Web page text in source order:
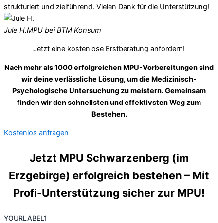
strukturiert und zielführend. Vielen Dank für die Unterstützung!
Jule H.MPU bei BTM Konsum
Jetzt eine kostenlose Erstberatung anfordern!
Nach mehr als 1000 erfolgreichen MPU-Vorbereitungen sind
wir deine verlässliche Lösung, um die Medizinisch-
Psychologische Untersuchung zu meistern. Gemeinsam
finden wir den schnellsten und effektivsten Weg zum
Bestehen.
Kostenlos anfragen
Jetzt MPU Schwarzenberg (im
Erzgebirge) erfolgreich bestehen – Mit
Profi-Unterstützung sicher zur MPU!
YOURLABEL1